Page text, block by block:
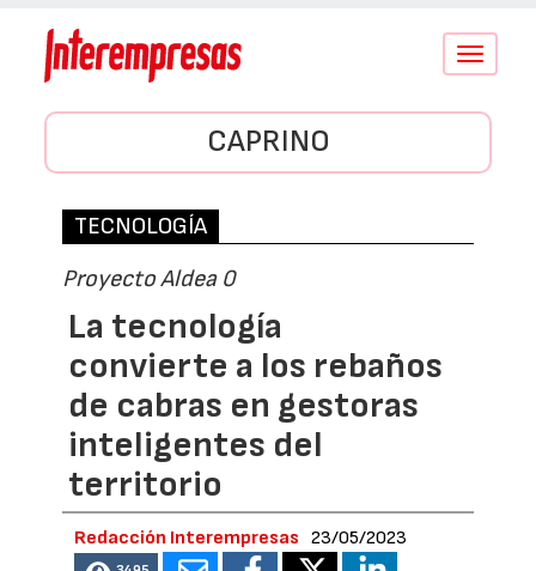
Conmutar
CAPRINO
TECNOLOGÍA
Proyecto Aldea 0
La tecnología
convierte a los rebaños
de cabras en gestoras
inteligentes del
territorio
Redacción Interempresas 23/05/2023